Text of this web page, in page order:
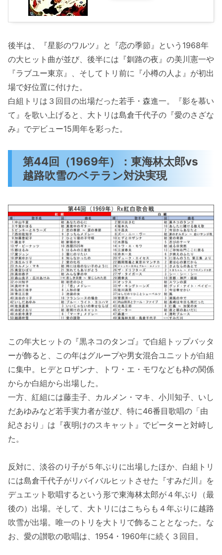
後半は、『星影のワルツ』と『恋の季節』という1968年
の大ヒット曲が並び、後半には『釧路の夜』の美川憲一や
『ラブユー東京』、そしてトリ前に『小樽の人よ』が初出
場で好位置に付けた。
白組トリは３回目の出場だった若手・森進一。『影を慕い
て』を歌い上げると、大トリは島倉千代子の『愛のさざな
み』でデビュー15周年を彩った。
第44回（1969年）：東海林太郎vs
越路吹雪のベテラン対決実現
この年大ヒットの『黒ネコのタンゴ』で白組トップバッタ
ーが飾ると、この年はグループや男女混合ユニットが白組
に集中。ヒデとロザンナ、トワ・エ・モワなども枠の関係
からか白組から出場した。
一方、紅組には藤圭子、カルメン・マキ、小川知子、いし
だあゆみなど若手実力者が並び、特に46番目歌唱の「由
紀さおり」は『夜明けのスキャット』でピーターと対峙し
た。
反対に、淡谷のり子が５年ぶりに出場したほか、白組トリ
には島倉千代子がリバイバルヒットさせた『すみだ川』を
デュエット歌唱するという形で東海林太郎が４年ぶり（最
後の）出場。そして、大トリにはこちらも４年ぶりに越路
吹雪が出場。唯一のトリを大トリで飾ることとなった。な
お、愛の讃歌の歌唱は、1954・1960年に続く３回目。